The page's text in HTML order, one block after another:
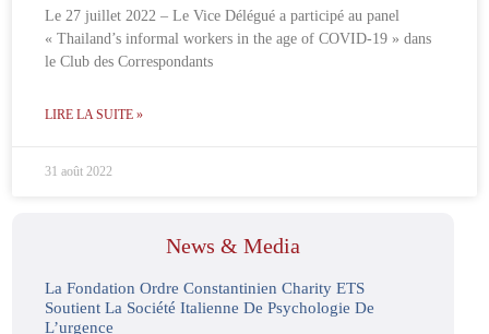
Le 27 juillet 2022 – Le Vice Délégué a participé au panel
« Thailand’s informal workers in the age of COVID-19 » dans
le Club des Correspondants
LIRE LA SUITE »
31 août 2022
News & Media
La Fondation Ordre Constantinien Charity ETS
Soutient La Société Italienne De Psychologie De
L’urgence